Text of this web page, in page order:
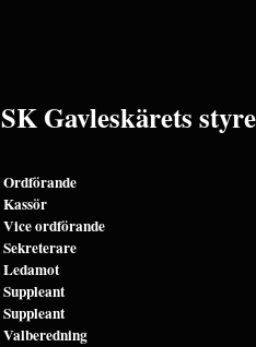
SK Gavleskärets
Ordförande
Kassör
Vice ordförande
Sekreterare
Ledamot
Suppleant
Suppleant
Valberedning